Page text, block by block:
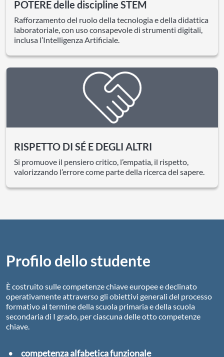
POTERE delle discipline STEM
Rafforzamento del ruolo della tecnologia e della didattica
laboratoriale, con uso consapevole di strumenti digitali,
inclusa l’Intelligenza Artificiale.
RISPETTO DI SÉ E DEGLI ALTRI
Si promuove il pensiero critico, l’empatia, il rispetto,
valorizzando l’errore come parte della ricerca del sapere.
Profilo dello studente
È costruito sulle competenze chiave europee e declinato
operativamente attraverso gli obiettivi generali del processo
formativo al termine della scuola primaria e della scuola
secondaria di I grado, per ciascuna delle otto competenze
chiave.
competenza alfabetica funzionale